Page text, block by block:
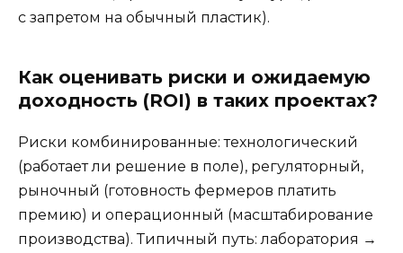
с запретом на обычный пластик).
Как оценивать риски и ожидаемую
доходность (ROI) в таких проектах?
Риски комбинированные: технологический
(работает ли решение в поле), регуляторный,
рыночный (готовность фермеров платить
премию) и операционный (масштабирование
производства). Типичный путь: лаборатория →